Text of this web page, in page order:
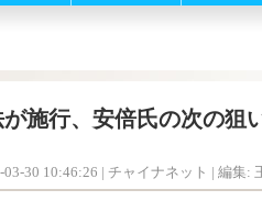
施行、安倍氏の次の狙
30 10:46:26 | チャイナネット | 編集: